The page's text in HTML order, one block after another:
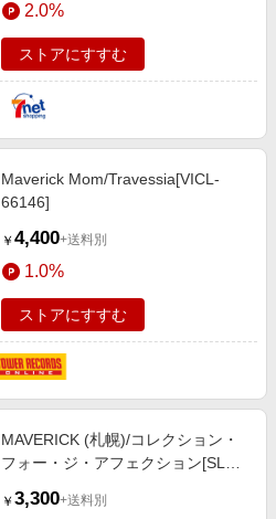
2.0%
ストアにすすむ
Maverick Mom/Travessia[VICL-
66146]
￥ 4,400+送料別
1.0%
ストアにすすむ
MAVERICK (札幌)/コレクション・
フォー・ジ・アフェクション[SLR-
￥ 3,300+送料別